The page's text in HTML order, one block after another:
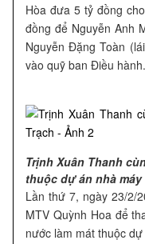
Hòa đưa 5 tỷ đồng
đồng để Nguyễn Anh
Nguyễn Đặng Toàn
vào quỹ ban Điều hành.
Trịnh Xuân Thanh
thuộc dự án nhà
Lần thứ 7, ngày 23/2/
MTV Quỳnh Hoa để
nước làm mát thuộc